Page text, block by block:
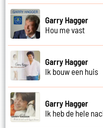
Garry Hagger
Hou me vast
Garry Hagger
Ik bouw een huis
Garry Hagger
Ik heb de hele